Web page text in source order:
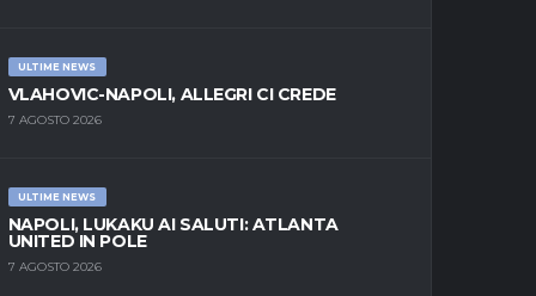
ULTIME NEWS
VLAHOVIC-NAPOLI, ALLEGRI CI CREDE
7 AGOSTO 2026
ULTIME NEWS
NAPOLI, LUKAKU AI SALUTI: ATLANTA
UNITED IN POLE
7 AGOSTO 2026